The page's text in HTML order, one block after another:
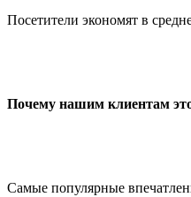
Посетители экономят в
Почему нашим клиентам
Самые популярные